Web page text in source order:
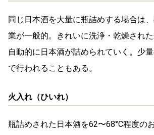
同じ日本酒を大量に瓶詰めする場合は
業が一般的。きれいに洗浄・乾燥された
自動的に日本酒が詰められていく。少
で行われることもある。
火入れ（ひいれ）
瓶詰めされた日本酒を62〜68°C程度の